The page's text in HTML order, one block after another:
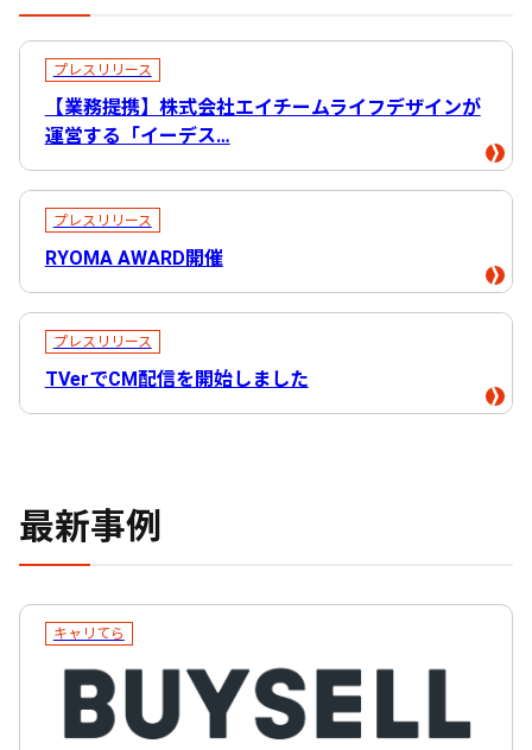
プレスリリース
【業務提携】株式会社エイチームライフデザインが
運営する「イーデス…
プレスリリース
RYOMA AWARD開催
プレスリリース
TVerでCM配信を開始しました
最新事例
キャリてら